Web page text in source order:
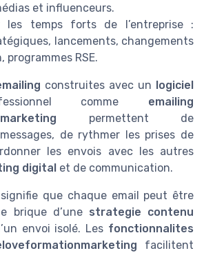
et influenceurs.
les temps forts de l’entreprise :
lancements, changements
programmes RSE.
construites avec un
logiciel
comme emailing
permettent de
de rythmer les prises de
les envois avec les autres
digital et de communication.
que chaque email peut être
brique d’une strategie contenu
envoi isolé. Les fonctionnalites
facilitent